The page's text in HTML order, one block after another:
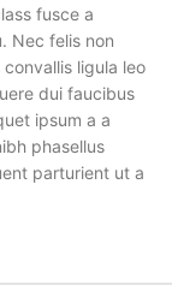
fusce a
Nec felis non
ligula leo
dui faucibus
ipsum a a
phasellus
parturient ut a